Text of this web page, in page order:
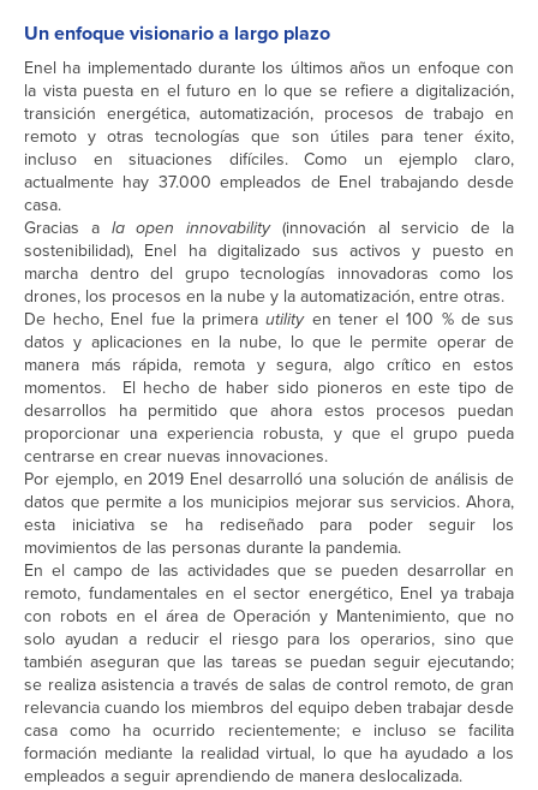
Un enfoque visionario a largo plazo
Enel ha implementado durante los últimos años un enfoque con
la vista puesta en el futuro en lo que se refiere a digitalización,
transición energética, automatización, procesos de trabajo en
remoto y otras tecnologías que son útiles para tener éxito,
incluso en situaciones difíciles. Como un ejemplo claro,
actualmente hay 37.000 empleados de Enel trabajando desde
casa.
Gracias a la open innovability(innovación al servicio de la
sostenibilidad), Enel ha digitalizado sus activos y puesto en
marcha dentro del grupo tecnologías innovadoras como los
drones, los procesos en la nube y la automatización, entre otras.
De hecho, Enel fue la primera utilityen tener el 100 % de sus
datos y aplicaciones en la nube, lo que le permite operar de
manera más rápida, remota y segura, algo crítico en estos
momentos. El hecho de haber sido pioneros en este tipo de
desarrollos ha permitido que ahora estos procesos puedan
proporcionar una experiencia robusta, y que el grupo pueda
centrarse en crear nuevas innovaciones.
Por ejemplo, en 2019 Enel desarrolló una solución de análisis de
datos que permite a los municipios mejorar sus servicios. Ahora,
esta iniciativa se ha rediseñado para poder seguir los
movimientos de las personas durante la pandemia.
En el campo de las actividades que se pueden desarrollar en
remoto, fundamentales en el sector energético, Enel ya trabaja
con robots en el área de Operación y Mantenimiento, que no
solo ayudan a reducir el riesgo para los operarios, sino que
también aseguran que las tareas se puedan seguir ejecutando;
se realiza asistencia a través de salas de control remoto, de gran
relevancia cuando los miembros del equipo deben trabajar desde
casa como ha ocurrido recientemente; e incluso se facilita
formación mediante la realidad virtual, lo que ha ayudado a los
empleados a seguir aprendiendo de manera deslocalizada.